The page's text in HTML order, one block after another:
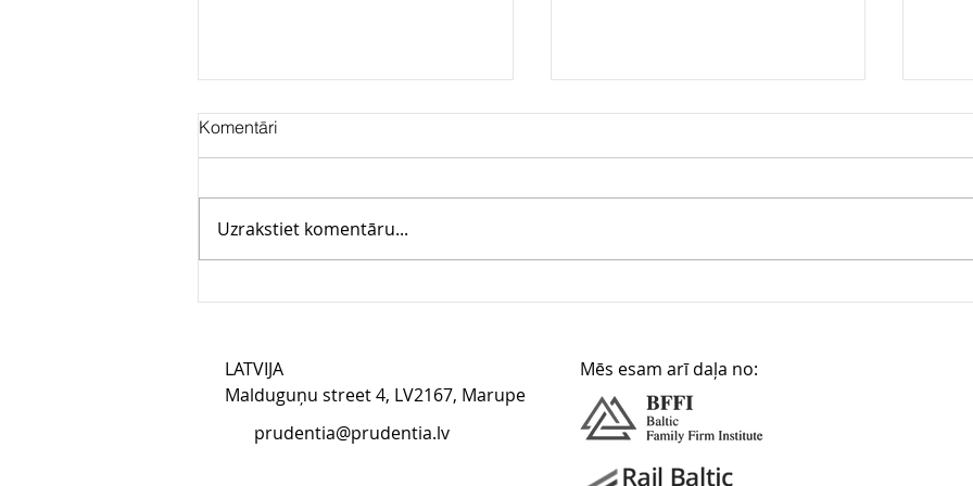
iegādi
Komentāri
Uzrakstiet komentāru...
LATVIJA​
Malduguņu street 4, LV2167, Marupe
prudentia@prudentia.lv
Mēs esam arī daļa no: